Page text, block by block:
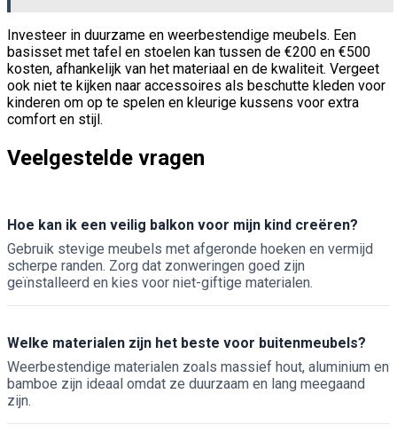
Investeer in duurzame en weerbestendige meubels. Een
basisset met tafel en stoelen kan tussen de €200 en €500
kosten, afhankelijk van het materiaal en de kwaliteit. Vergeet
ook niet te kijken naar accessoires als beschutte kleden voor
kinderen om op te spelen en kleurige kussens voor extra
comfort en stijl.
Veelgestelde vragen
Hoe kan ik een veilig balkon voor mijn kind creëren?
Gebruik stevige meubels met afgeronde hoeken en vermijd
scherpe randen. Zorg dat zonweringen goed zijn
geïnstalleerd en kies voor niet-giftige materialen.
Welke materialen zijn het beste voor buitenmeubels?
Weerbestendige materialen zoals massief hout, aluminium en
bamboe zijn ideaal omdat ze duurzaam en lang meegaand
zijn.